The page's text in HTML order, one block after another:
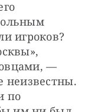
игроков?
—
неизвестны.
по